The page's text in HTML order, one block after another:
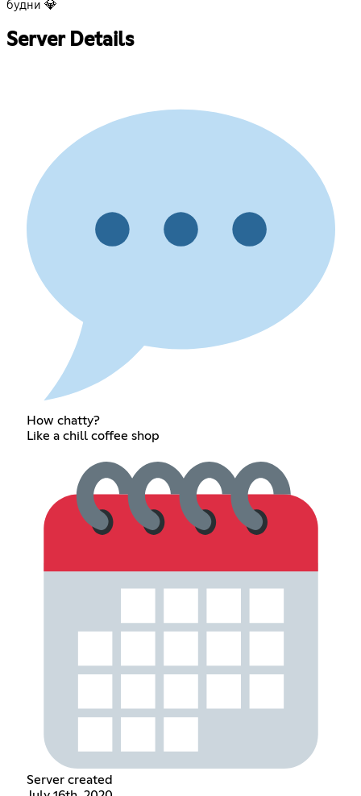
будни 💎
Server Details
How chatty?
Like a chill coffee shop
Server created